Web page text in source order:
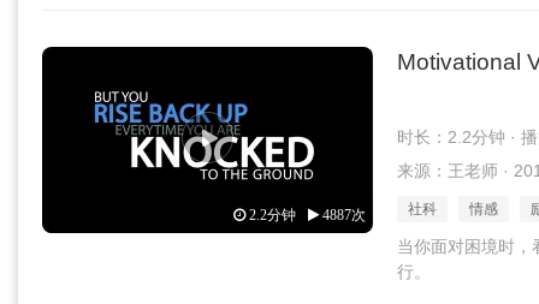
2.2分钟 4887次
Motivational
时长：2.2分钟 ·
来源：王老师 ·
社科 情感
当你面对困境时，
行。